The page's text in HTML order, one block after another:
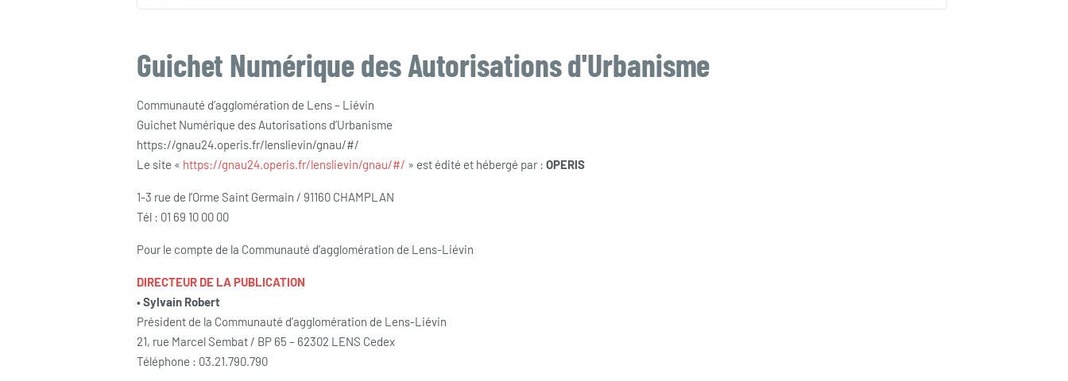
Guichet Numérique des Autorisations d'Urbanisme
Communauté d’agglomération de Lens – Liévin
Guichet Numérique des Autorisations d’Urbanisme
https://gnau24.operis.fr/lenslievin/gnau/#/
Le site « https://gnau24.operis.fr/lenslievin/gnau/#/ » est édité et hébergé par : OPERIS
1-3 rue de l’Orme Saint Germain / 91160 CHAMPLAN
Tél : 01 69 10 00 00
Pour le compte de la Communauté d’agglomération de Lens-Liévin
DIRECTEUR DE LA PUBLICATION
• Sylvain Robert
Président de la Communauté d’agglomération de Lens-Liévin
21, rue Marcel Sembat / BP 65 – 62302 LENS Cedex
Téléphone : 03.21.790.790